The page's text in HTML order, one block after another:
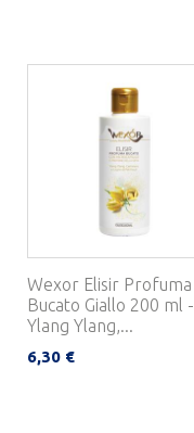
Wexor Elisir Profuma
Bucato Giallo 200 ml -
Ylang Ylang,...
6,30 €